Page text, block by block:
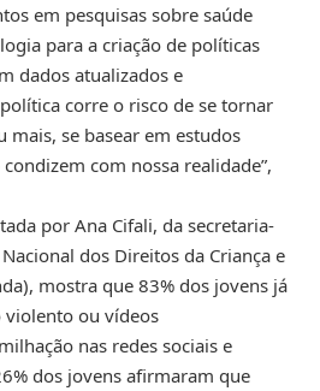
em pesquisas sobre saúde
para a criação de políticas
dados atualizados e
corre o risco de se tornar
mais, se basear em estudos
com nossa realidade”,
por Ana Cifali, da secretaria-
dos Direitos da Criança e
mostra que 83% dos jovens já
ou vídeos
nas redes sociais e
dos jovens afirmaram que